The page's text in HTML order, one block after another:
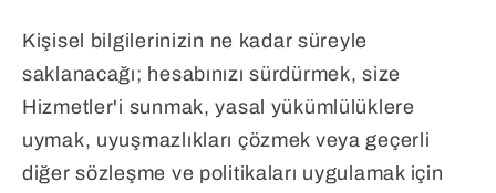
Kişisel bilgilerinizin ne kadar süreyle
saklanacağı; hesabınızı sürdürmek, size
Hizmetler'i sunmak, yasal yükümlülüklere
uymak, uyuşmazlıkları çözmek veya geçerli
diğer sözleşme ve politikaları uygulamak için